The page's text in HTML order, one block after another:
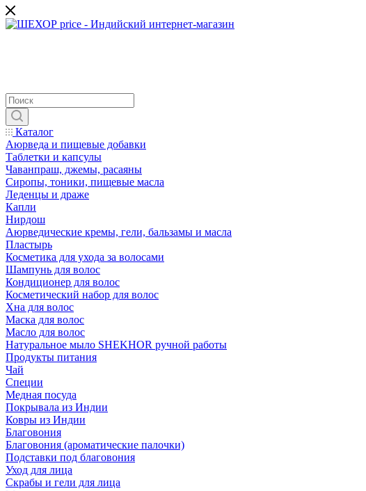
Каталог
Аюрведа и пищевые добавки
Таблетки и капсулы
Чаванпраш, джемы, расаяны
Сиропы, тоники, пищевые масла
Леденцы и драже
Капли
Нирдош
Аюрведические кремы, гели, бальзамы и масла
Пластырь
Косметика для ухода за волосами
Шампунь для волос
Кондиционер для волос
Косметический набор для волос
Хна для волос
Маска для волос
Масло для волос
Натуральное мыло SHEKHOR ручной работы
Продукты питания
Чай
Специи
Медная посуда
Покрывала из Индии
Ковры из Индии
Благовония
Благовония (ароматические палочки)
Подставки под благовония
Уход для лица
Скрабы и гели для лица